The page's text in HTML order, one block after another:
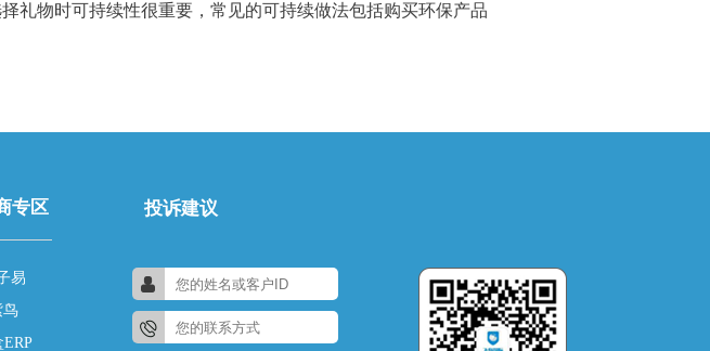
礼物时可持续性很重要，常见的可持续做法包括购买环保产品
专区
易
鸟
投诉建议